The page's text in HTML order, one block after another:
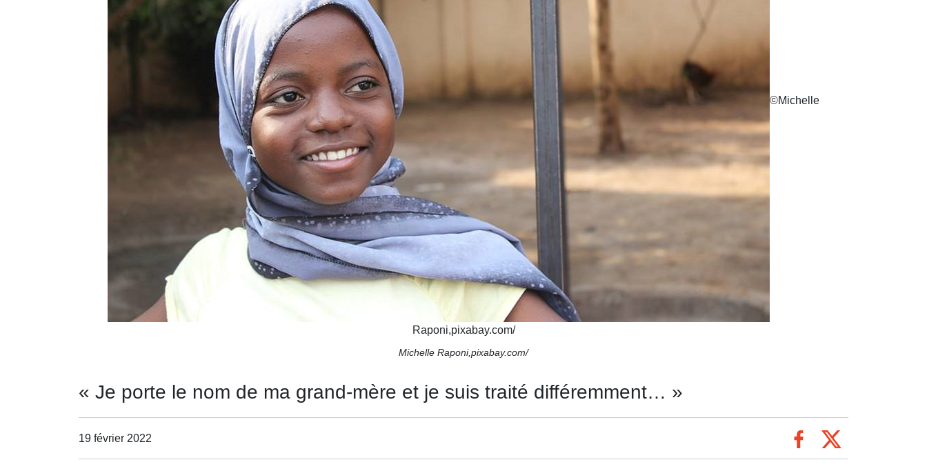
©Michelle
Raponi,pixabay.com/
Michelle Raponi,pixabay.com/
« Je porte le nom de ma grand-mère et je suis traité différemment… »
19 février 2022